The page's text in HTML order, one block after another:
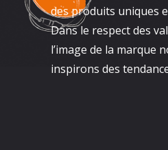
des produits uniques
Dans le respect des
l’image de la marque
inspirons des